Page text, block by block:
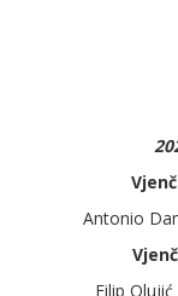
Antonio
Filip